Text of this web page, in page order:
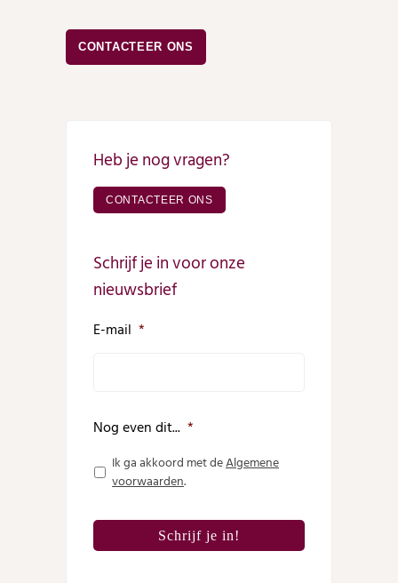
CONTACTEER ONS
Heb je nog vragen?
CONTACTEER ONS
Schrijf je in voor onze
nieuwsbrief
E-mail *
Nog even dit... *
Ik ga akkoord met deAlgemene
voorwaarden.